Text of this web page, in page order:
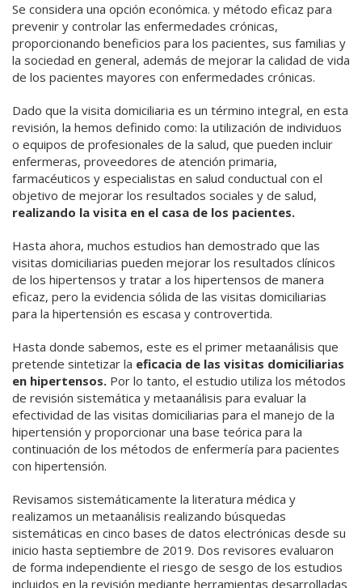
Se considera una opción económica. y método eficaz para
prevenir y controlar las enfermedades crónicas,
proporcionando beneficios para los pacientes, sus familias y
la sociedad en general, además de mejorar la calidad de vida
de los pacientes mayores con enfermedades crónicas.
Dado que la visita domiciliaria es un término integral, en esta
revisión, la hemos definido como: la utilización de individuos
o equipos de profesionales de la salud, que pueden incluir
enfermeras, proveedores de atención primaria,
farmacéuticos y especialistas en salud conductual con el
objetivo de mejorar los resultados sociales y de salud,
realizando la visita en el casa de los pacientes.
Hasta ahora, muchos estudios han demostrado que las
visitas domiciliarias pueden mejorar los resultados clínicos
de los hipertensos y tratar a los hipertensos de manera
eficaz, pero la evidencia sólida de las visitas domiciliarias
para la hipertensión es escasa y controvertida.
Hasta donde sabemos, este es el primer metaanálisis que
pretende sintetizar la eficacia de las visitas domiciliarias
en hipertensos. Por lo tanto, el estudio utiliza los métodos
de revisión sistemática y metaanálisis para evaluar la
efectividad de las visitas domiciliarias para el manejo de la
hipertensión y proporcionar una base teórica para la
continuación de los métodos de enfermería para pacientes
con hipertensión.
Revisamos sistemáticamente la literatura médica y
realizamos un metaanálisis realizando búsquedas
sistemáticas en cinco bases de datos electrónicas desde su
inicio hasta septiembre de 2019. Dos revisores evaluaron
de forma independiente el riesgo de sesgo de los estudios
incluidos en la revisión mediante herramientas desarrolladas